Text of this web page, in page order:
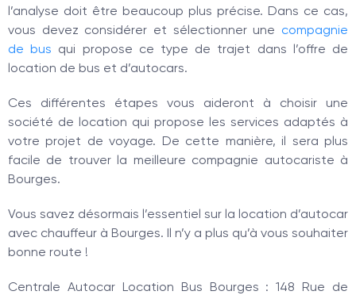
l’analyse doit être beaucoup plus précise. Dans ce cas,
vous devez considérer et sélectionner une compagnie
de bus qui propose ce type de trajet dans l’offre de
location de bus et d’autocars.
Ces différentes étapes vous aideront à choisir une
société de location qui propose les services adaptés à
votre projet de voyage. De cette manière, il sera plus
facile de trouver la meilleure compagnie autocariste à
Bourges.
Vous savez désormais l’essentiel sur la location d’autocar
avec chauffeur à Bourges. Il n’y a plus qu’à vous souhaiter
bonne route !
Centrale Autocar Location Bus Bourges : 148 Rue de